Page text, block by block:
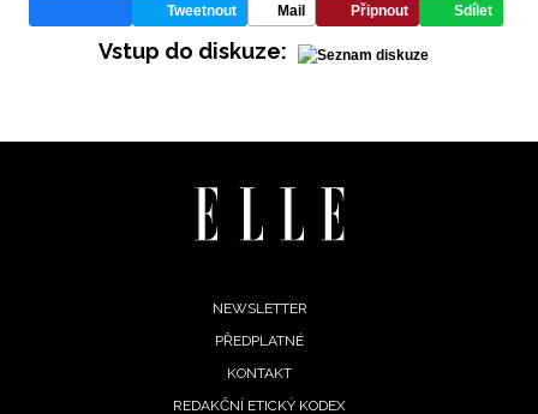
INFORMACE
REDAKCE
Tweetnout Mail Připnout Sdílet
Vstup do diskuze:
NEWSLETTER
PŘEDPLATNÉ
KONTAKT
REDAKČNÍ ETICKÝ KODEX